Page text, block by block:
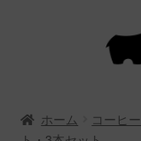
シ
ツ ホーム コーヒー